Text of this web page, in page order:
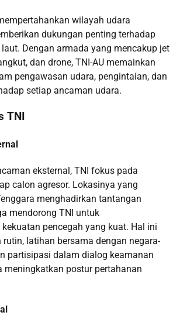
wilayah udara
dukungan penting terhadap
Dengan armada yang mencakup jet
dan drone, TNI-AU memainkan
pengawasan udara, pengintaian, dan
setiap ancaman udara.
TNI
eksternal, TNI fokus pada
calon agresor. Lokasinya yang
menghadirkan tantangan
mendorong TNI untuk
pencegah yang kuat. Hal ini
latihan bersama dengan negara-
partisipasi dalam dialog keamanan
meningkatkan postur pertahanan